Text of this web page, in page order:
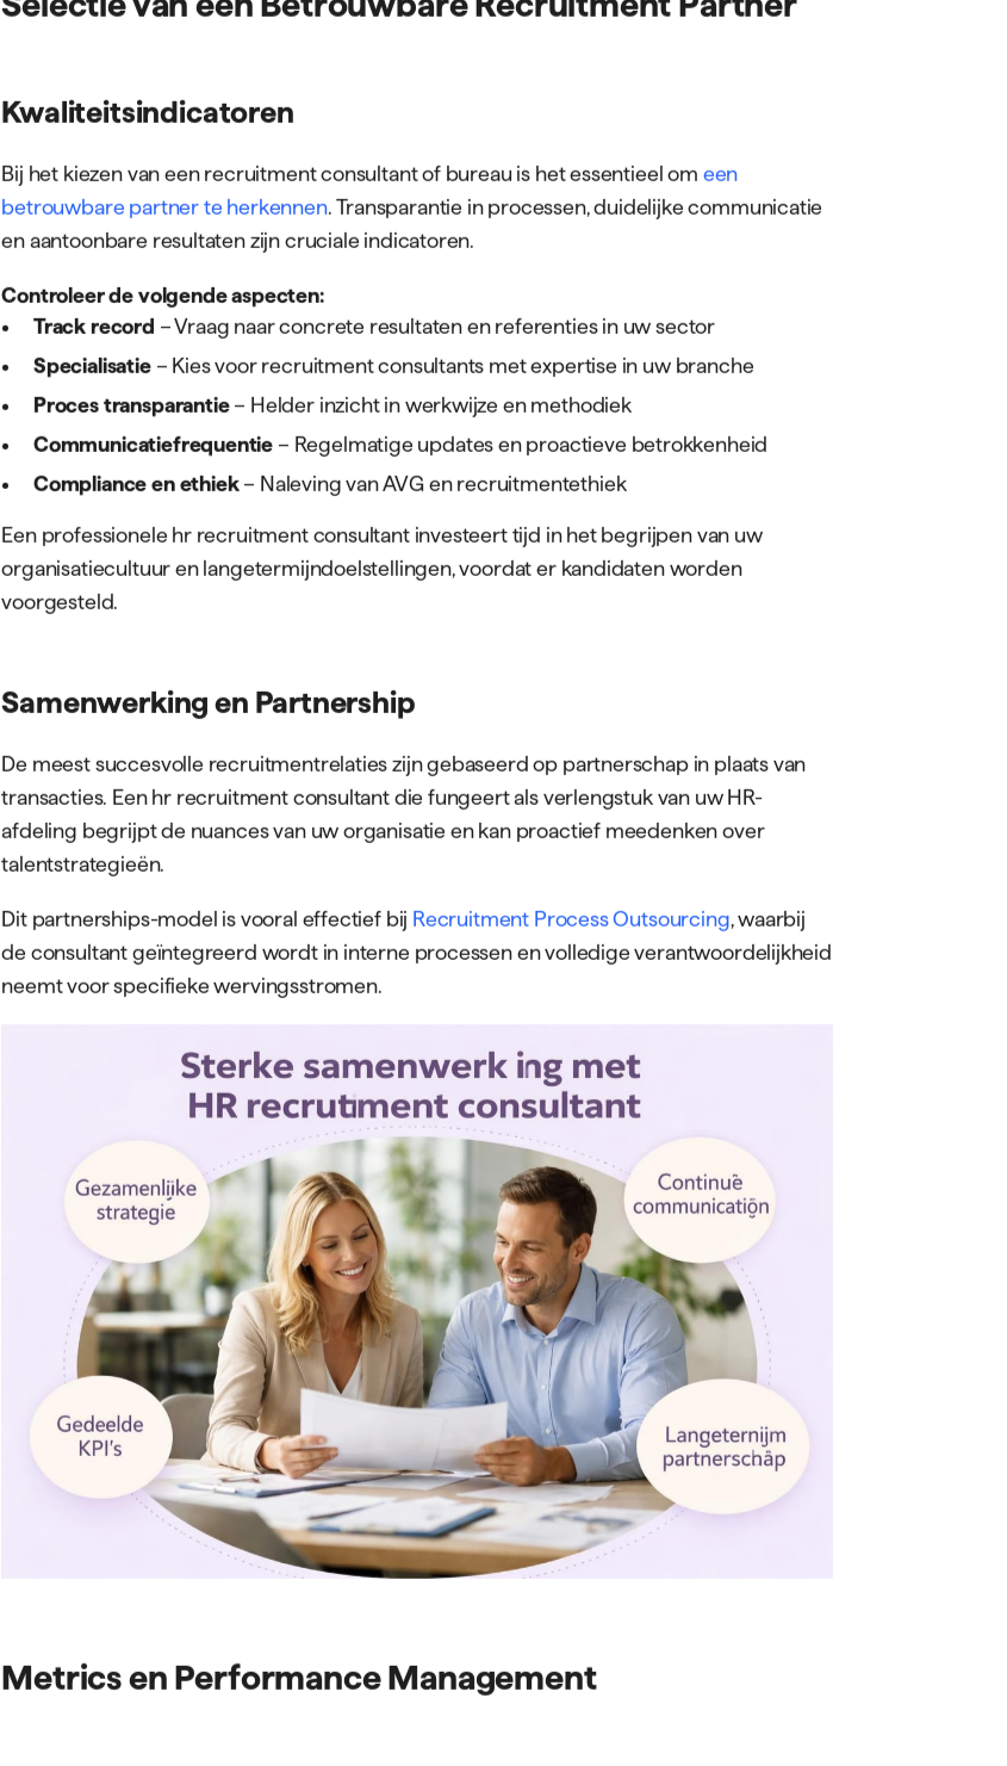
Kwaliteitsindicatoren
Bij het kiezen van een recruitment consultant of bureau is het essentieel om een
betrouwbare partner te herkennen. Transparantie in processen, duidelijke communicatie
en aantoonbare resultaten zijn cruciale indicatoren.
Controleer de volgende aspecten:
Track record – Vraag naar concrete resultaten en referenties in uw sector
Specialisatie– Kies voor recruitment consultants met expertise in uw branche
Proces transparantie– Helder inzicht in werkwijze en methodiek
Communicatiefrequentie – Regelmatige updates en proactieve betrokkenheid
Compliance en ethiek– Naleving van AVG en recruitmentethiek
Een professionele hr recruitment consultant investeert tijd in het begrijpen van uw
organisatiecultuur en langetermijndoelstellingen, voordat er kandidaten worden
voorgesteld.
Samenwerking en Partnership
De meest succesvolle recruitmentrelaties zijn gebaseerd op partnerschap in plaats van
transacties. Een hr recruitment consultant die fungeert als verlengstuk van uw HR-
afdeling begrijpt de nuances van uw organisatie en kan proactief meedenken over
talentstrategieën.
Dit partnerships-model is vooral effectief bij Recruitment Process Outsourcing, waarbij
de consultant geïntegreerd wordt in interne processen en volledige verantwoordelijkheid
neemt voor specifieke wervingsstromen.
Metrics en Performance Management